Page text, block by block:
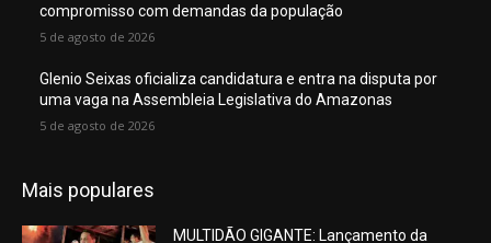
compromisso com demandas da população
5 de agosto de 2026
Glenio Seixas oficializa candidatura e entra na disputa por
uma vaga na Assembleia Legislativa do Amazonas
5 de agosto de 2026
Mais populares
MULTIDÃO GIGANTE: Lançamento da